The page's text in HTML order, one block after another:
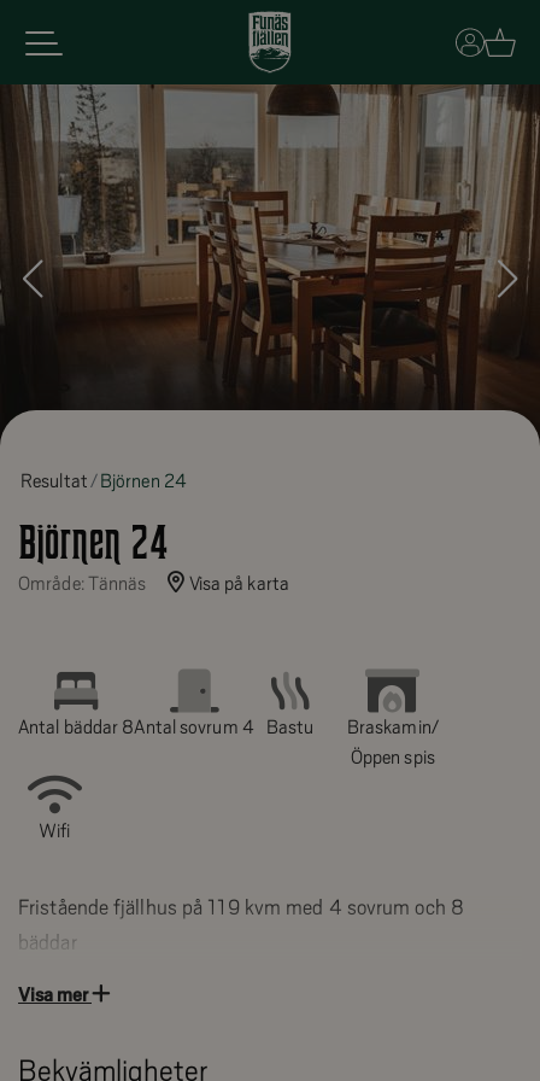
Basket
Resultat Björnen 24
Björnen 24
Område: Tännäs Visa på karta
Antal bäddar 8Antal sovrum 4 Bastu
Braskamin/
Öppen spis
Wifi
Fristående fjällhus på 119 kvm med 4 sovrum och 8
bäddar
Sovrum 1: Dubbelsäng (160 cm) på entréplan
Sovrum 3: Våningssäng (120 cm + 80 cm) på övreplan
Visa mer
Bekvämligheter